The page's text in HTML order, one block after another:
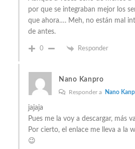
por que se integraban mejor los
que ahora…. Meh, no están mal
de antes.
0 Responder
Nano Kanpro
Responder a Nano
jajaja
Pues me la voy a descargar, más
Por cierto, el enlace me lleva a la
😉